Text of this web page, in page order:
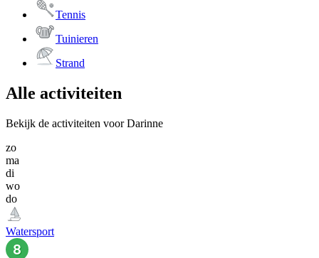
Tennis
Tuinieren
Strand
Alle activiteiten
Bekijk de activiteiten voor Darinne
zo
ma
di
wo
do
Watersport